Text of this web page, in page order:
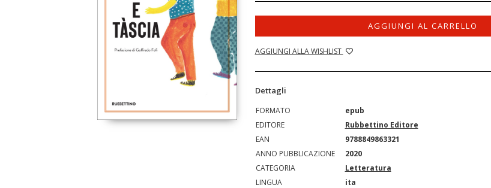
AGGIUNGI AL CARRELLO
AGGIUNGI ALLA WISHLIST
Dettagli
FORMATO
epub
EDITORE
Rubbettino Editore
EAN
9788849863321
ANNO PUBBLICAZIONE
2020
CATEGORIA
Letteratura
LINGUA
ita